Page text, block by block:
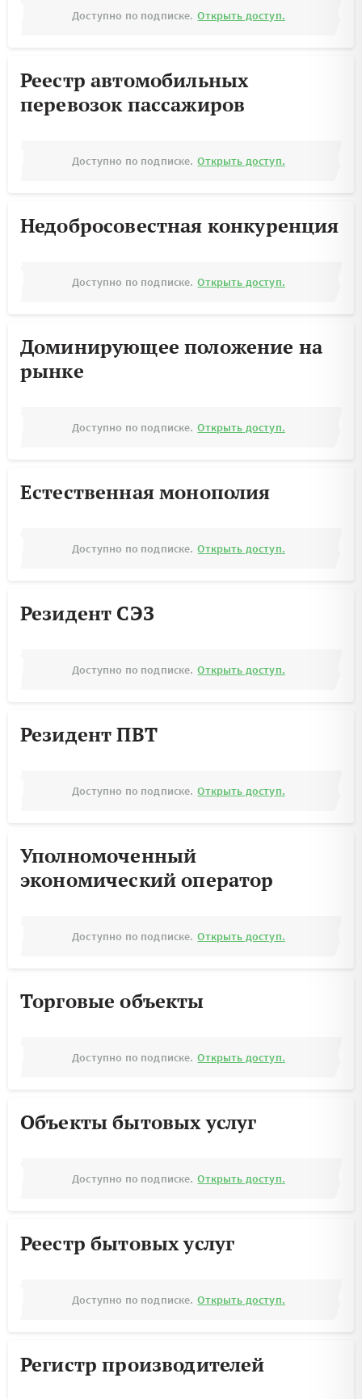
Доступно по подписке. Открыть доступ.
Реестр автомобильных
перевозок пассажиров
Доступно по подписке. Открыть доступ.
Недобросовестная конкуренция
Доступно по подписке. Открыть доступ.
Доминирующее положение на
рынке
Доступно по подписке. Открыть доступ.
Естественная монополия
Доступно по подписке. Открыть доступ.
Резидент СЭЗ
Доступно по подписке. Открыть доступ.
Резидент ПВТ
Доступно по подписке. Открыть доступ.
Уполномоченный
экономический оператор
Доступно по подписке. Открыть доступ.
Торговые объекты
Доступно по подписке. Открыть доступ.
Объекты бытовых услуг
Доступно по подписке. Открыть доступ.
Реестр бытовых услуг
Доступно по подписке. Открыть доступ.
Регистр производителей